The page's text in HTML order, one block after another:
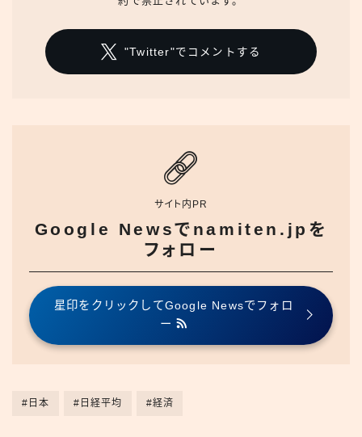
"Twitter"でコメントする
サイト内PR
Google Newsでnamiten.jpを
フォロー
星印をクリックしてGoogle Newsでフォロ
ー
#日本 #日経平均 #経済